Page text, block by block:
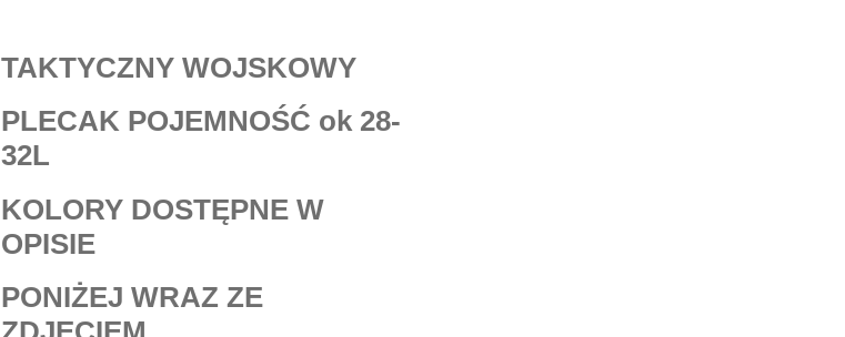
TAKTYCZNY WOJSKOWY
PLECAK POJEMNOŚĆ ok 28-
32L
KOLORY DOSTĘPNE W
OPISIE
PONIŻEJ WRAZ ZE